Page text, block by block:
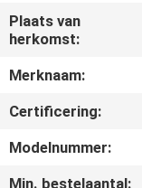
ONS
Plaats van
herkomst:
Merknaam:
Certificering:
Modelnummer:
Min. bestelaantal: